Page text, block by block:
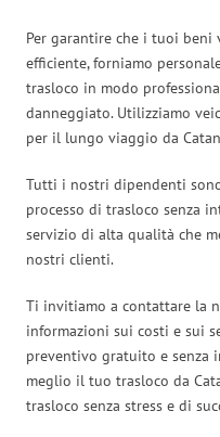
Per garantire che i tuoi
efficiente, forniamo
trasloco in modo
danneggiato. Utilizziamo
per il lungo viaggio da
Tutti i nostri dipendenti
processo di trasloco senza
servizio di alta qualità che
nostri clienti.
Ti invitiamo a contattare la
informazioni sui costi e sui
preventivo gratuito e senza
meglio il tuo trasloco da
trasloco senza stress e di